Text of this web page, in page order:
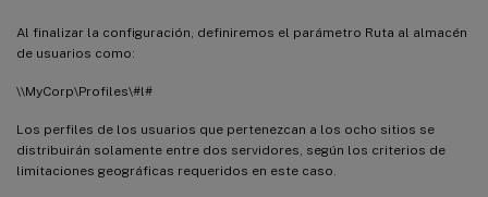
Al finalizar la configuración, definiremos el parámetro Ruta al almacén
de usuarios como:
\\MyCorp\Profiles\#l#
Los perfiles de los usuarios que pertenezcan a los ocho sitios se
distribuirán solamente entre dos servidores, según los criterios de
limitaciones geográficas requeridos en este caso.